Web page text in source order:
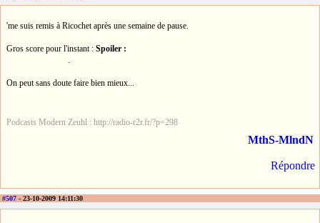
'me suis remis à Ricochet après une semaine de pause.
Gros score pour l'instant : Spoiler :
.
On peut sans doute faire bien mieux...
Podcasts Modern Zeuhl : http://radio-r2r.fr/?p=298
MthS-MlndN
Répondre
#507 - 23-10-2009 14:11:30